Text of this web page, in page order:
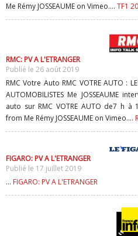
Me Rémy JOSSEAUME on Vimeo.... TF1
RMC: PV A L'ETRANGER
Publié le 26 août 2019
RMC Votre Auto RMC VOTRE AUTO :
AUTOMOBILISTES Me JOSSEAUME
auto sur RMC VOTRE AUTO de7 h à
from Me Rémy JOSSEAUME on Vimeo....
FIGARO: PV A L'ETRANGER
Publié le 17 juillet 2019
... FIGARO: PV A L'ETRANGER